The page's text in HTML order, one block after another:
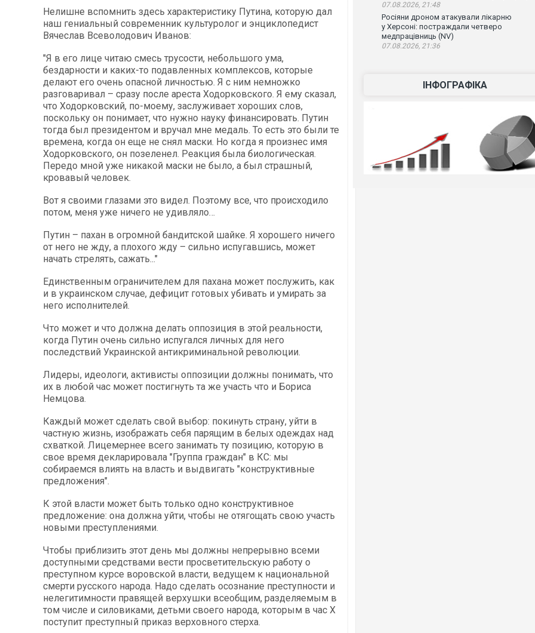
Нелишне вспомнить здесь характеристику Путина, которую дал
наш гениальный современник культуролог и энциклопедист
Вячеслав Всеволодович Иванов:
"Я в его лице читаю смесь трусости, небольшого ума,
бездарности и каких-то подавленных комплексов, которые
делают его очень опасной личностью. Я с ним немножко
разговаривал – сразу после ареста Ходорковского. Я ему сказал,
что Ходорковский, по-моему, заслуживает хороших слов,
поскольку он понимает, что нужно науку финансировать. Путин
тогда был президентом и вручал мне медаль. То есть это были те
времена, когда он еще не снял маски. Но когда я произнес имя
Ходорковского, он позеленел. Реакция была биологическая.
Передо мной уже никакой маски не было, а был страшный,
кровавый человек.
Вот я своими глазами это видел. Поэтому все, что происходило
потом, меня уже ничего не удивляло…
Путин – пахан в огромной бандитской шайке. Я хорошего ничего
от него не жду, а плохого жду – сильно испугавшись, может
начать стрелять, сажать..."
Единственным ограничителем для пахана может послужить, как
и в украинском случае, дефицит готовых убивать и умирать за
него исполнителей.
Что может и что должна делать оппозиция в этой реальности,
когда Путин очень сильно испугался личных для него
последствий Украинской антикриминальной революции.
Лидеры, идеологи, активисты оппозиции должны понимать, что
их в любой час может постигнуть та же участь что и Бориса
Немцова.
Каждый может сделать свой выбор: покинуть страну, уйти в
частную жизнь, изображать себя парящим в белых одеждах над
схваткой. Лицемернее всего занимать ту позицию, которую в
свое время декларировала "Группа граждан" в КС: мы
собираемся влиять на власть и выдвигать "конструктивные
предложения".
К этой власти может быть только одно конструктивное
предложение: она должна уйти, чтобы не отягощать свою участь
новыми преступлениями.
Чтобы приблизить этот день мы должны непрерывно всеми
доступными средствами вести просветительскую работу о
преступном курсе воровской власти, ведущем к национальной
смерти русского народа. Надо сделать осознание преступности и
нелегитимности правящей верхушки всеобщим, разделяемым в
том числе и силовиками, детьми своего народа, которым в час Х
поступит преступный приказ верховного стерха.
07.08.2026, 21:48
Росіяни дроном атакували лікарню
у Херсоні: постраждали четверо
медпрацівниць (NV)
07.08.2026, 21:36
ІНФОГРАФІКА